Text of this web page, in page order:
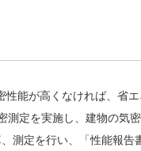
能が高くなければ、省
定を実施し、建物の気密
測定を行い、「性能報告